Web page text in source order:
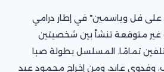
على فل وياسمين" في إطار درامي
متوقعة تنشأ بين شخصيتين
تمامًا. المسلسل بطولة صبا
وفدوى عابد، ومن إخراج محمود عبد